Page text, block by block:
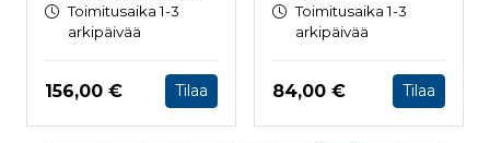
Toimitusaika 1-3
arkipäivää
Hinta nyt
156,00 € Tilaa
Toimitusaika 1-3
arkipäivää
Hinta nyt
84,00 € Tilaa